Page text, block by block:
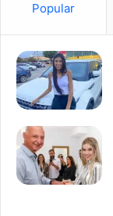
Popular